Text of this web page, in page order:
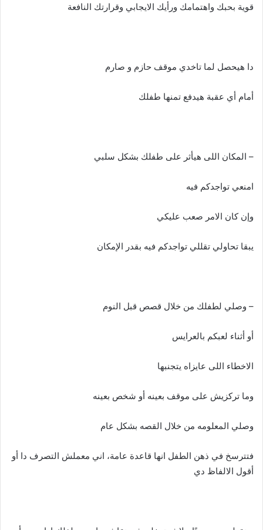
قوية بحبك واهتمامك ورأيك الايجابي وقرارتك النافعة
دا هيحصل لما تاخدي موقف حازم و صارم
أمام أي عقبة هيدفع تمنها طفلك
– المكان اللى هيأثر على طفلك بشكل سلبي
امنعي تواجدكم فيه
وإن كان الامر صعب عليكي
يبقا تحاولي تقللي تواجدكم فيه بقدر الإمكان
– وصلي لطفلك من خلال قصص قبل النوم
أو أثناء لعبكم بالعرايس
الاخطاء اللى عايزاه يتجنبها
وما تركزيش على موقف بعينه أو شخص بعينه
وصلي المعلومه من خلال القصه بشكل عام
فتترسخ في ذهن الطفل انها قاعدة عامة، اني معملش التصرف دا أو
أقول الالفاظ دي